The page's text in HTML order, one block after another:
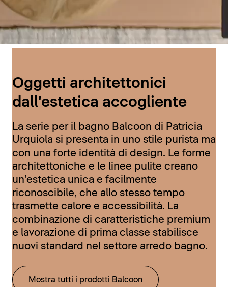
Oggetti architettonici
dall'estetica accogliente
La serie per il bagno Balcoon di Patricia
Urquiola si presenta in uno stile purista ma
con una forte identità di design. Le forme
architettoniche e le linee pulite creano
un'estetica unica e facilmente
riconoscibile, che allo stesso tempo
trasmette calore e accessibilità. La
combinazione di caratteristiche premium
e lavorazione di prima classe stabilisce
nuovi standard nel settore arredo bagno.
Mostra tutti i prodotti Balcoon